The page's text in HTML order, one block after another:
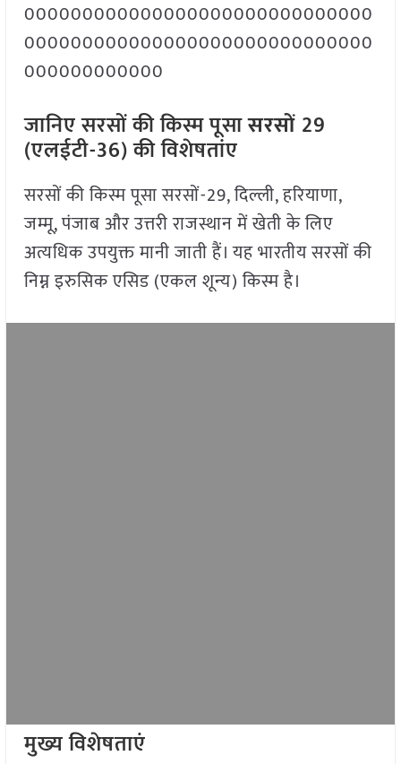
000000000000000000000000000000
000000000000000000000000000000
000000000000
जानिए सरसों की किस्म पूसासरसों 29
(एलईटी-36) की विशेषतांए
सरसों की किस्म पूसा सरसों-29, दिल्ली, हरियाणा,
जम्मू, पंजाब और उत्तरी राजस्थान में खेती के लिए
अत्यधिक उपयुक्त मानी जाती हैं। यह भारतीय सरसों की
निम्न इरुसिक एसिड (एकल शून्य) किस्म है।
मुख्य विशेषताएं